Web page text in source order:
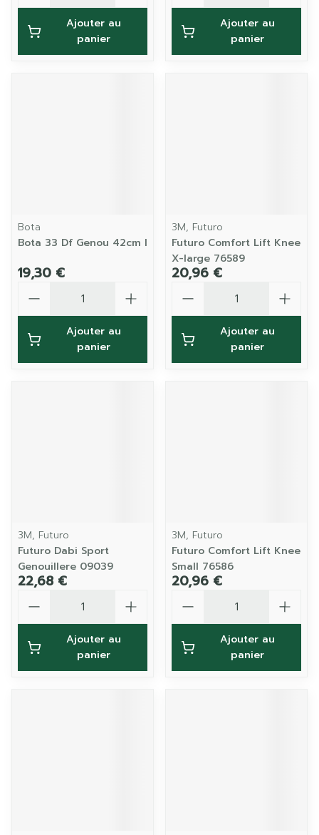
Ajouter au
panier
Ajouter au
panier
Bota
Bota 33 Df Genou 42cm l
19,30 €
Ajouter au
panier
3M, Futuro
Futuro Comfort Lift Knee
X-large 76589
20,96 €
Ajouter au
panier
3M, Futuro
Futuro Dabi Sport
Genouillere 09039
22,68 €
Ajouter au
panier
3M, Futuro
Futuro Comfort Lift Knee
Small 76586
20,96 €
Ajouter au
panier